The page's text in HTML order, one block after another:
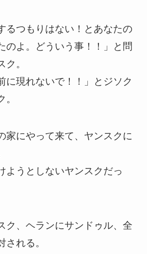
るつもりはない！とあなたの
のよ。どういう事！！」と問
ク。
に現れないで！！」とジソク
家にやって来て、ヤンスクに
ようとしないヤンスクだっ
ク、ヘランにサンドゥル、全
される。